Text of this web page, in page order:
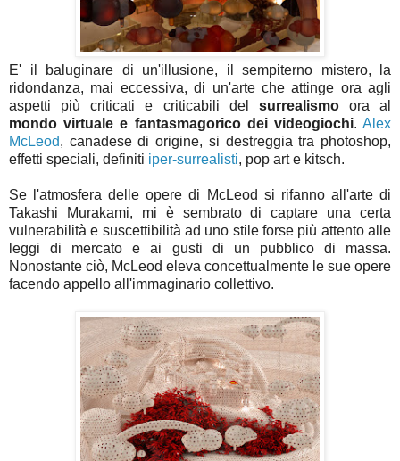
E' il baluginare di un'illusione, il sempiterno mistero, la
ridondanza, mai eccessiva, di un'arte che attinge ora agli
aspetti più criticati e criticabili del surrealismoora al
mondo virtuale e fantasmagorico dei videogiochi.Alex
McLeod, canadese di origine, si destreggia tra photoshop,
effetti speciali, definiti iper-surrealisti, pop art e kitsch.
Se l'atmosfera delle opere di McLeod si rifanno all'arte di
Takashi Murakami, mi è sembrato di captare una certa
vulnerabilità e suscettibilità ad uno stile forse più attento alle
leggi di mercato e ai gusti di un pubblico di massa.
Nonostante ciò, McLeod eleva concettualmente le sue opere
facendo appello all'immaginario collettivo.